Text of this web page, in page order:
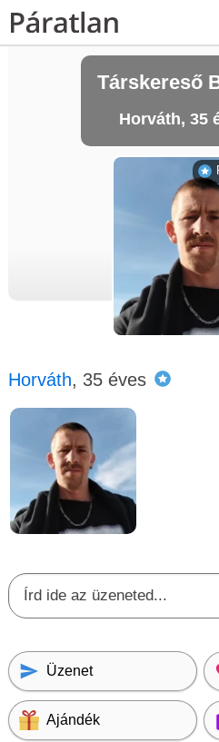
Társkereső
Horváth, 35
Horváth, 35 éves
Üzenet
Ajándék